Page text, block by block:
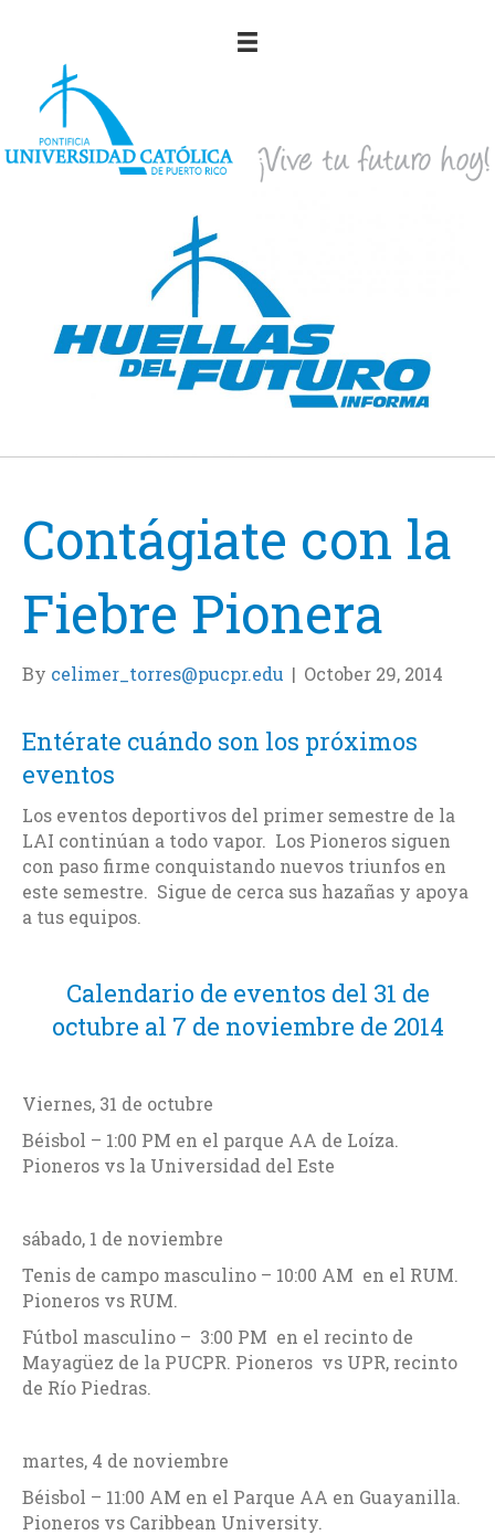
Contágiate con la
Fiebre Pionera
By celimer_torres@pucpr.edu | October 29, 2014
Entérate cuándo son los próximos
eventos
Los eventos deportivos del primer semestre de la
LAI continúan a todo vapor. Los Pioneros siguen
con paso firme conquistando nuevos triunfos en
este semestre. Sigue de cerca sus hazañas y apoya
a tus equipos.
Calendario de eventos del 31 de
octubre al 7 de noviembre de 2014
Viernes, 31 de octubre
Béisbol – 1:00 PM en el parque AA de Loíza.
Pioneros vs la Universidad del Este
sábado, 1 de noviembre
Tenis de campo masculino – 10:00 AM en el RUM.
Pioneros vs RUM.
Fútbol masculino – 3:00 PM en el recinto de
Mayagüez de la PUCPR. Pioneros vs UPR, recinto
de Río Piedras.
martes, 4 de noviembre
Béisbol – 11:00 AM en el Parque AA en Guayanilla.
Pioneros vs Caribbean University.